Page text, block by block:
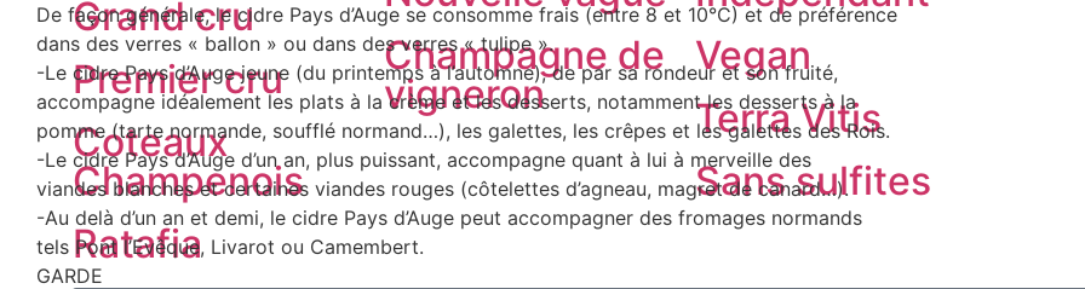
Grand cru
Premier cru
Coteaux
Champenois
Ratafia
Champagne de
vigneron
Vegan
Terra Vitis
Sans sulfites
De façon générale, le cidre Pays d’Auge se consomme frais (entre 8 et 10°C) et de préférence
dans des verres « ballon » ou dans des verres « tulipe ».
-Le cidre Pays d’Auge jeune (du printemps à l’automne), de par sa rondeur et son fruité,
accompagne idéalement les plats à la crème et les desserts, notamment les desserts à la
pomme (tarte normande, soufflé normand…), les galettes, les crêpes et les galettes des Rois.
-Le cidre Pays d’Auge d’un an, plus puissant, accompagne quant à lui à merveille des
viandes blanches et certaines viandes rouges (côtelettes d’agneau, magret de canard…).
-Au delà d’un an et demi, le cidre Pays d’Auge peut accompagner des fromages normands
tels Pont l’Evêque, Livarot ou Camembert.
GARDE